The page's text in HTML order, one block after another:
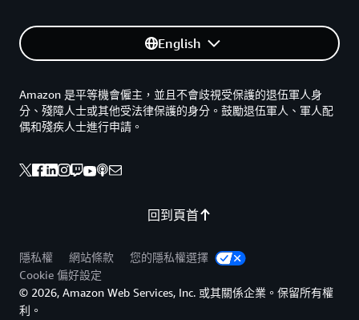
English
回到頁首
Amazon 是平等機會僱主，並且不會歧視受保護的退伍軍人身
分、殘障人士或其他受法律保護的身分。鼓勵退伍軍人、軍人配
偶和殘疾人士進行申請。
隱私權 網站條款
您的隱私權選擇
Cookie 偏好設定
© 2026, Amazon Web Services, Inc. 或其關係企業。保留所有權
利。